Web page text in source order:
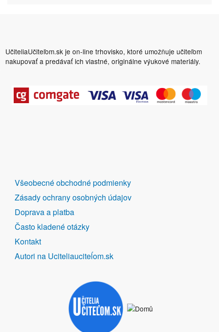
UčiteliaUčiteľom.sk je on-line trhovisko, ktoré umožňuje učiteľom
nakupovať a predávať ich vlastné, originálne výukové materiály.
DALŠÍ
ODKAZY
Všeobecné obchodné podmienky
Zásady ochrany osobných údajov
Doprava a platba
Často kladené otázky
Kontakt
Autori na Uciteliauciteĺom.sk